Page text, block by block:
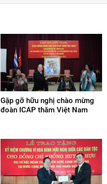
Gặp gỡ hữu nghị chào mừng
đoàn ICAP thăm Việt Nam